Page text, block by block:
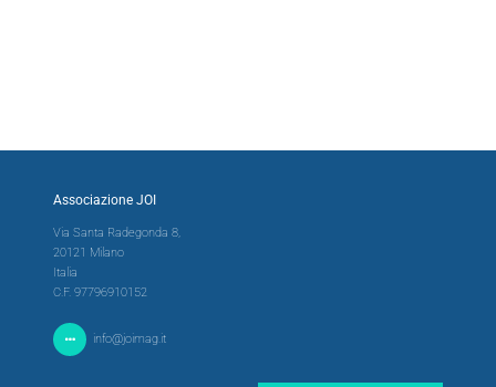
Associazione JOI
Via Santa Radegonda 8,
20121 Milano
Italia
C.F. 97796910152
info@joimag.it